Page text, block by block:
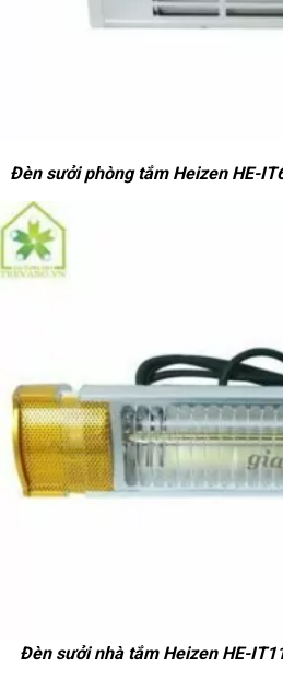
Đèn sưởi phòng tắm Heizen HE-
Đèn sưởi nhà tắm Heizen HE-